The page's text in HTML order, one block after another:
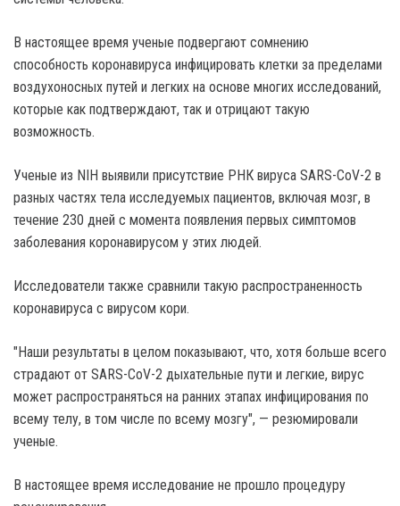
В настоящее время ученые подвергают сомнению
способность коронавируса инфицировать клетки за пределами
воздухоносных путей и легких на основе многих исследований,
которые как подтверждают, так и отрицают такую ​​
возможность.
Ученые из NIH выявили присутствие РНК вируса SARS-CoV-2 в
разных частях тела исследуемых пациентов, включая мозг, в
течение 230 дней с момента появления первых симптомов
заболевания коронавирусом у этих людей.
Исследователи также сравнили такую ​​распространенность
коронавируса с вирусом кори.
"Наши результаты в целом показывают, что, хотя больше всего
страдают от SARS-CoV-2 дыхательные пути и легкие, вирус
может распространяться на ранних этапах инфицирования по
всему телу, в том числе по всему мозгу", — резюмировали
ученые.
В настоящее время исследование не прошло процедуру